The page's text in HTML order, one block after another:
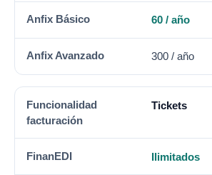
60 / año
300 / año
Tickets
Ilimitados